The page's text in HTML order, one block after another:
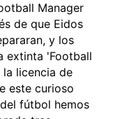
Manager
de que Eidos
y los
extinta 'Football
licencia de
este curioso
fútbol hemos